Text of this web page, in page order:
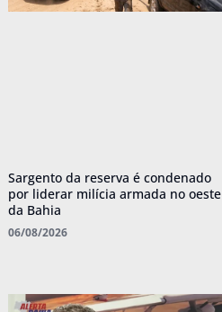
Sargento da reserva é condenado
por liderar milícia armada no oeste
da Bahia
06/08/2026